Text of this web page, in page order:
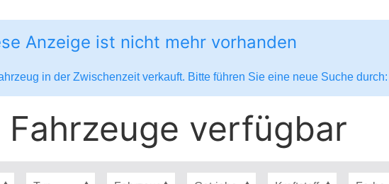
Anzeige ist nicht mehr vorhanden
in der Zwischenzeit verkauft. Bitte führen Sie eine neue Suche durch:
verfügbar